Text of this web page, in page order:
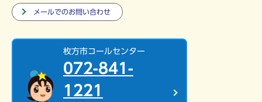
メールでのお問い合わせ
枚方市コールセンター
072-841-
1221